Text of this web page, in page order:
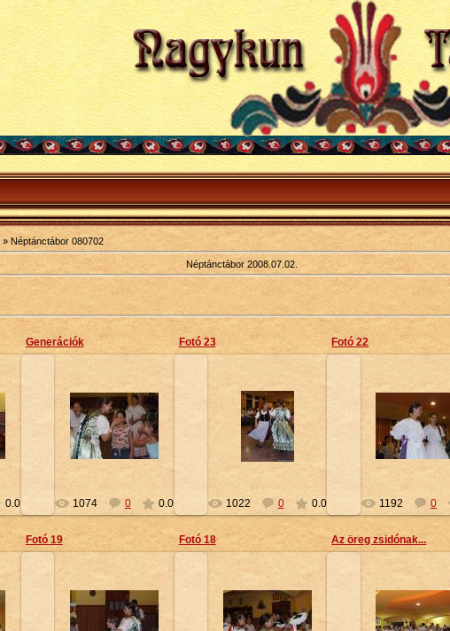
» Néptánctábor 080702
Néptánctábor 2008.07.02.
0.0
Generációk
2010-02-16
Petty
1074 0 0.0
Fotó 23
2010-02-16
Petty
1022 0 0.0
Fotó 22
2010-02-16
Petty
1192 0
Fotó 19
2010-02-16
Fotó 18
2010-02-16
Az öreg zsidónak...
2010-02-16